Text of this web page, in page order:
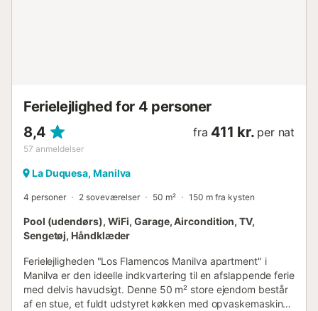
Ferielejlighed for 4 personer
8,4
57 anmeldelser
fra 411 kr. per nat
La Duquesa, Manilva
4 personer 2 soveværelser 50 m² 150 m fra kysten
Pool (udendørs), WiFi, Garage, Aircondition, TV,
Sengetøj, Håndklæder
Ferielejligheden "Los Flamencos Manilva apartment" i
Manilva er den ideelle indkvartering til en afslappende ferie
med delvis havudsigt. Denne 50 m² store ejendom består
af en stue, et fuldt udstyret køkken med opvaskemaskine,